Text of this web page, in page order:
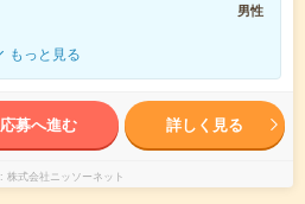
男性
もっと見る
応募へ進む 詳しく見る
株式会社ニッソーネット